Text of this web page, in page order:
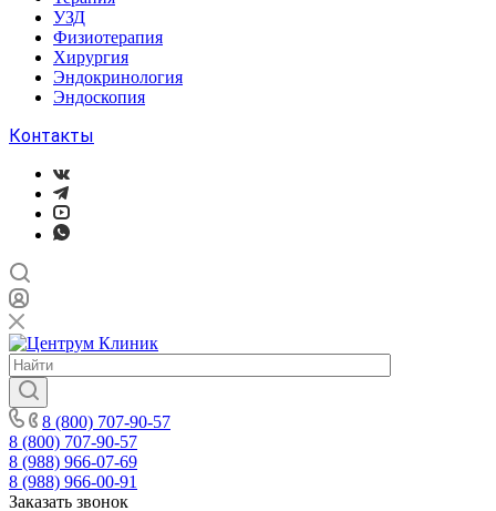
УЗД
Физиотерапия
Хирургия
Эндокринология
Эндоскопия
Контакты
8 (800) 707-90-57
8 (800) 707-90-57
8 (988) 966-07-69
8 (988) 966-00-91
Заказать звонок